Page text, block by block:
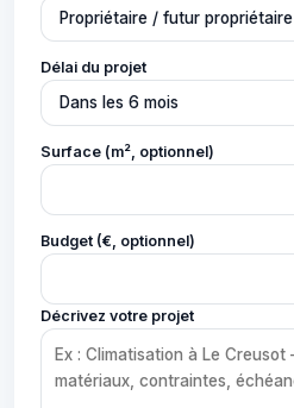
Délai du projet
Surface (m², optionnel)
Budget (€, optionnel)
Décrivez votre projet